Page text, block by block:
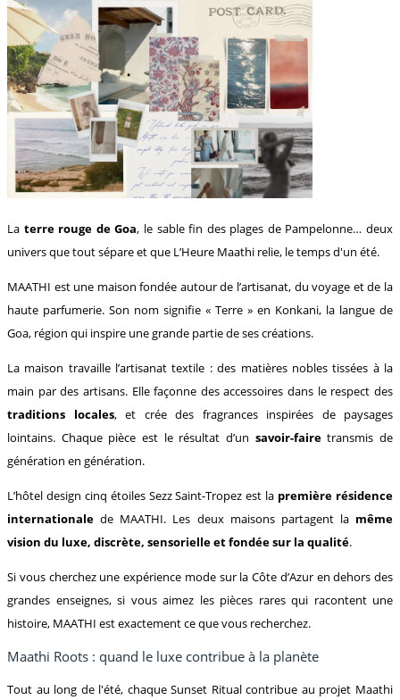
La terre rouge de Goa, le sable fin des plages de Pampelonne… deux
univers que tout sépare et que L’Heure Maathi relie, le temps d'un été.
MAATHI est une maison fondée autour de l’artisanat, du voyage et de la
haute parfumerie. Son nom signifie « Terre » en Konkani, la langue de
Goa, région qui inspire une grande partie de ses créations.
La maison travaille l’artisanat textile : des matières nobles tissées à la
main par des artisans. Elle façonne des accessoires dans le respect des
traditions locales, et crée des fragrances inspirées de paysages
lointains. Chaque pièce est le résultat d’un savoir-fairetransmis de
génération en génération.
L’hôtel design cinq étoiles Sezz Saint-Tropez est la première résidence
internationale de MAATHI. Les deux maisons partagent la même
vision du luxe, discrète, sensorielle et fondée sur la qualité.
Si vous cherchez une expérience mode sur la Côte d’Azur en dehors des
grandes enseignes, si vous aimez les pièces rares qui racontent une
histoire, MAATHI est exactement ce que vous recherchez.
Maathi Roots : quand le luxe contribue à la planète
Tout au long de l'été, chaque Sunset Ritual contribue au projet Maathi